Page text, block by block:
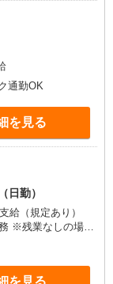
通勤OK
を見る
日勤）
給（規定あり）
※残業なしの場
を見る